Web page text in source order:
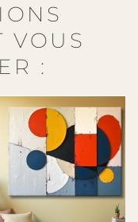
VOUS
: